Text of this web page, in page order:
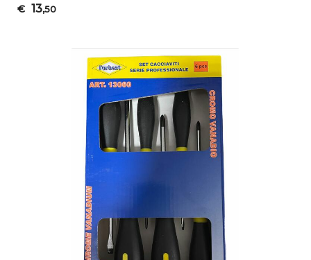
€ 13,50